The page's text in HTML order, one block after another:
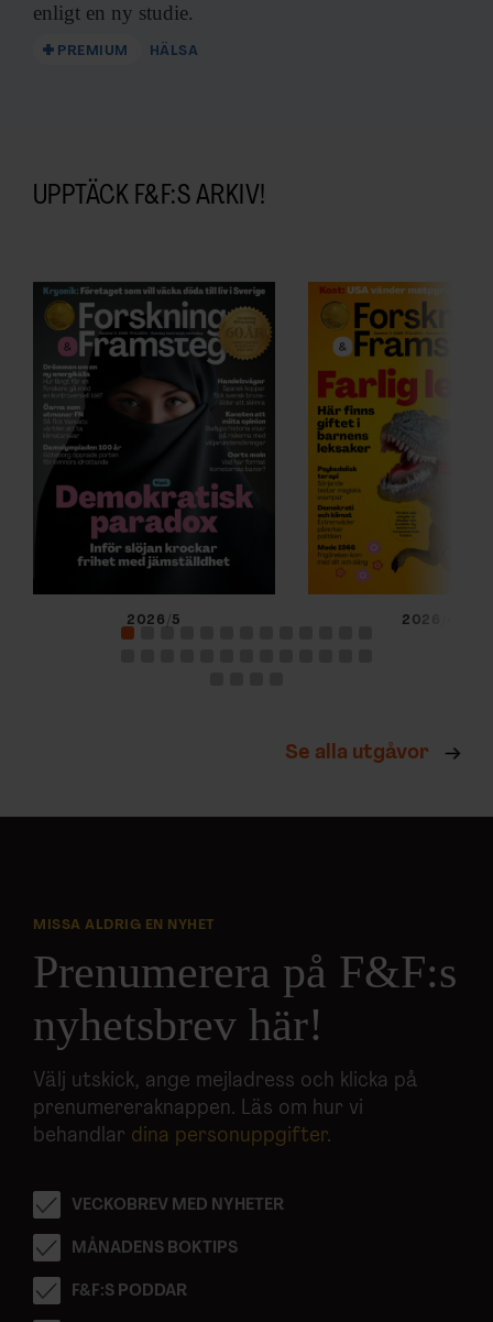
enligt en ny studie.
PREMIUM HÄLSA
UPPTÄCK F&F:S ARKIV!
2026/5 2026/4
Se alla utgåvor
MISSA ALDRIG EN NYHET
Prenumerera på F&F:s
nyhetsbrev här!
Välj utskick, ange mejladress och klicka på
prenumereraknappen. Läs om hur vi
behandlar dina personuppgifter.
VECKOBREV MED NYHETER
MÅNADENS BOKTIPS
F&F:S PODDAR